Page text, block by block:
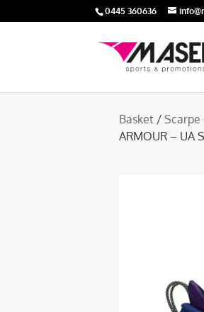
0445 360636
Basket / Scarpe
ARMOUR – UA